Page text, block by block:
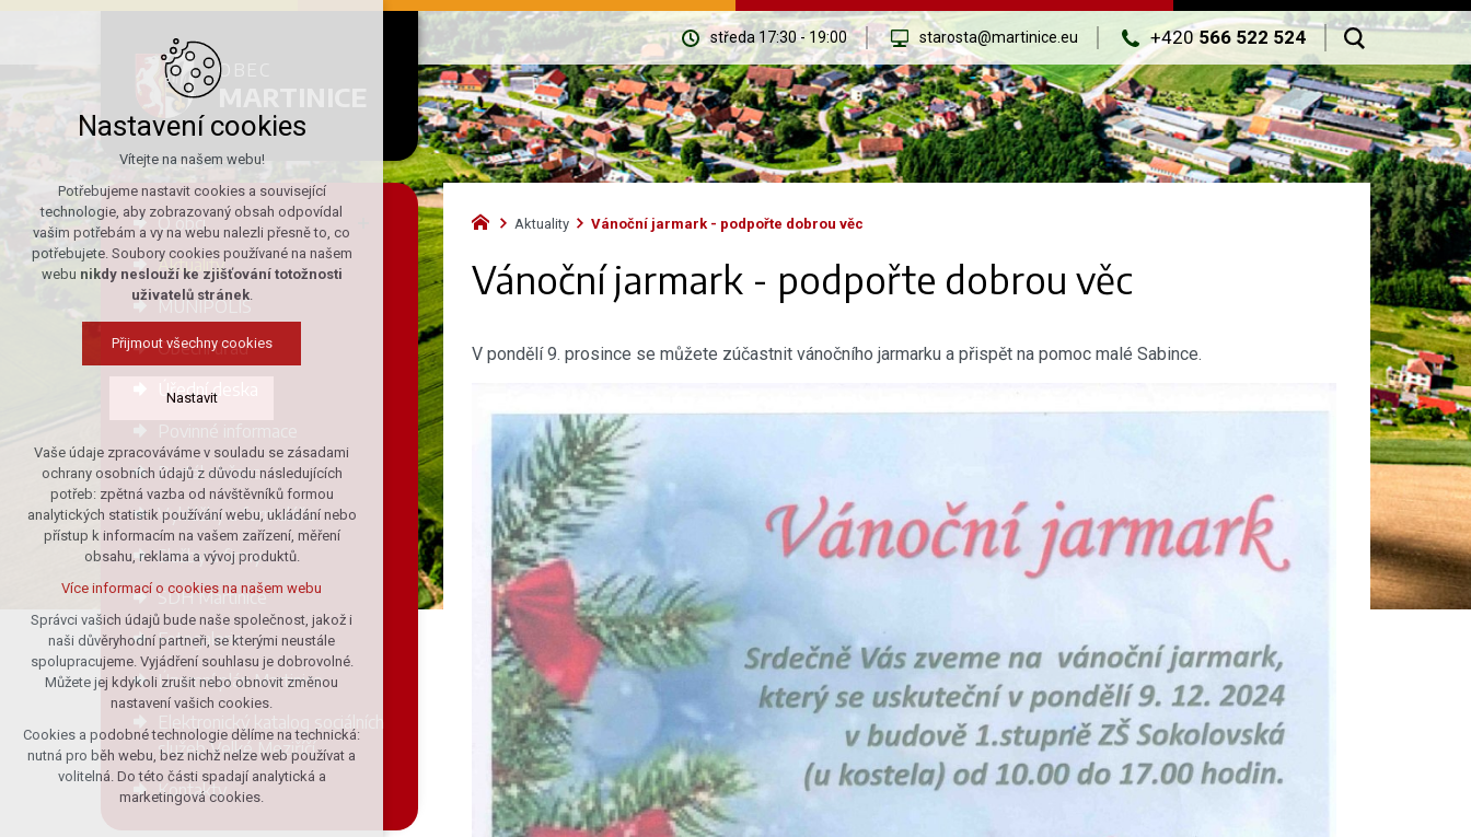
OBEC
středa 17:30 - 19:00 starosta@martinice.eu +420566 522 524
Aktuality Vánoční jarmark - podpořte dobrou věc
Vánoční jarmark - podpořte dobrou věc
V pondělí 9. prosince se můžete zúčastnit vánočního jarmarku a přispět na pomoc malé Sabince.
O obci
Aktuality
MUNIPOLIS
Obecní úřad
Úřední deska
Portál občana
Vyhlášky a formuláře
Služby a firmy
SDH Martinice
Fotogalerie
Územní plán Martinice
služeb Velké Meziříčí
Kontakty
Nastavení cookies
Vítejte na našem webu!
Potřebujeme nastavit cookies a související
technologie, aby zobrazovaný obsah odpovídal
vašim potřebám a vy na webu nalezli přesně to, co
potřebujete. Soubory cookies používané na našem
webu nikdy neslouží ke zjišťování totožnosti
uživatelů stránek.
Přijmout všechny cookies
Nastavit
Technická cookies
nutná pro provozování webu
udržení kontextu stránek (session):
případná přihlášení, volby jazyka, apod.
Volitelná cookies
analytická pro anonymizované
vyhodnocení návštěvnosti
marketingová cookies (Google)
Více informací o cookies na našem webu
Přijmout všechny cookies
Odmítnout vše
Vaše údaje zpracováváme v souladu se zásadami
ochrany osobních údajů z důvodu následujících
potřeb: zpětná vazba od návštěvníků formou
analytických statistik používání webu, ukládání nebo
přístup k informacím na vašem zařízení, měření
obsahu, reklama a vývoj produktů.
Více informací o cookies na našem webu
Správci vašich údajů bude naše společnost, jakož i
naši důvěryhodní partneři, se kterými neustále
spolupracujeme. Vyjádření souhlasu je dobrovolné.
Můžete jej kdykoli zrušit nebo obnovit změnou
nastavení vašich cookies.
Cookies a podobné technologie dělíme na technická:
nutná pro běh webu, bez nichž nelze web používat a
volitelná. Do této části spadají analytická a
marketingová cookies.